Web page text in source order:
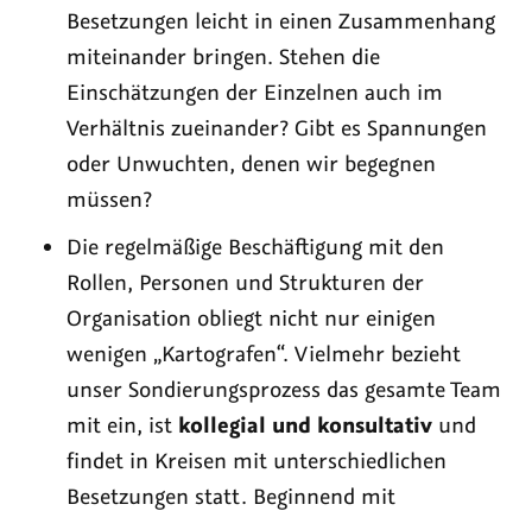
Besetzungen leicht in einen Zusammenhang
miteinander bringen. Stehen die
Einschätzungen der Einzelnen auch im
Verhältnis zueinander? Gibt es Spannungen
oder Unwuchten, denen wir begegnen
müssen?
Die regelmäßige Beschäftigung mit den
Rollen, Personen und Strukturen der
Organisation obliegt nicht nur einigen
wenigen „Kartografen“. Vielmehr bezieht
unser Sondierungsprozess das gesamte Team
mit ein, ist kollegial und konsultativ und
findet in Kreisen mit unterschiedlichen
Besetzungen statt. Beginnend mit